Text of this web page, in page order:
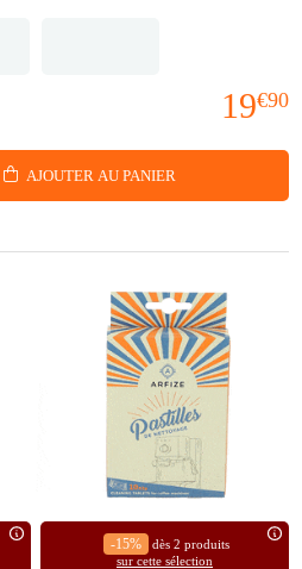
19€90
AJOUTER AU PANIER
-15%
dès 2 produits
sur cette sélection